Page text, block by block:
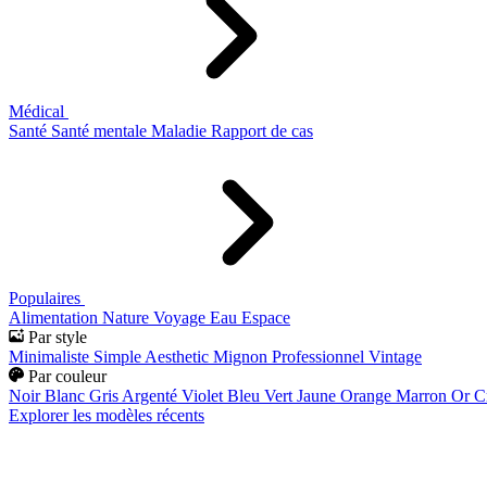
Médical
Santé Santé mentale Maladie Rapport de cas
Populaires
Alimentation Nature Voyage Eau Espace
Par style
Minimaliste Simple Aesthetic Mignon Professionnel Vintage
Par couleur
Noir Blanc Gris Argenté Violet Bleu Vert Jaune Orange Marron Or
Explorer les modèles récents